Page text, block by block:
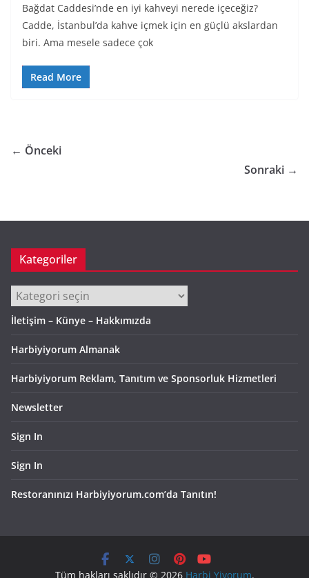
Bağdat Caddesi’nde en iyi kahveyi nerede içeceğiz?
Cadde, İstanbul’da kahve içmek için en güçlü akslardan
biri. Ama mesele sadece çok
Read More
← Önceki
Sonraki →
Kategoriler
Kategoriler
İletişim – Künye – Hakkımızda
Harbiyiyorum Almanak
Harbiyiyorum Reklam, Tanıtım ve Sponsorluk Hizmetleri
Newsletter
Sign In
Sign In
Restoranınızı Harbiyiyorum.com’da Tanıtın!
Tüm hakları saklıdır © 2026 Harbi Yiyorum.